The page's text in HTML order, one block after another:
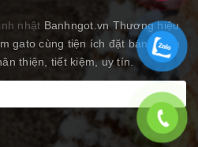
nhật Banhngot.vn Thương hiệu
gato cùng tiện ích đặt bánh kem
thiện, tiết kiệm, uy tín.